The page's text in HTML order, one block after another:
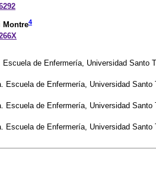
Montre4
de Enfermería, Universidad Santo
Escuela de Enfermería, Universidad Santo
Escuela de Enfermería, Universidad Santo
Escuela de Enfermería, Universidad Santo